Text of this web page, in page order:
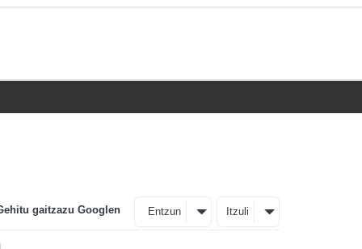
gaitzazu Googlen Entzun Itzuli